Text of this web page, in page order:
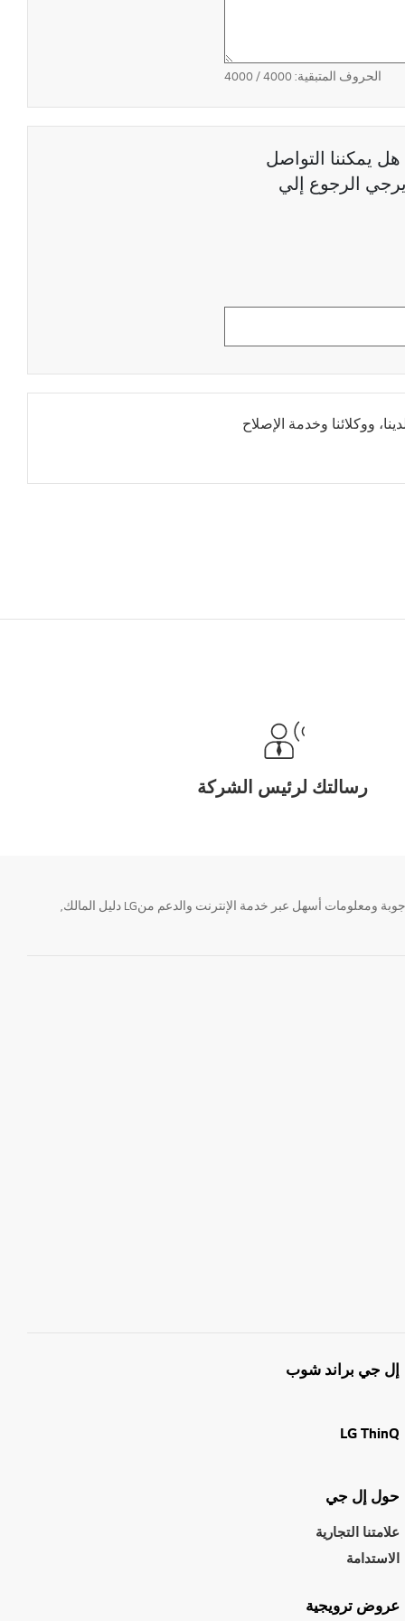
الحروف المتبقية:4000
/ 4000
يمكننا التواصل
الرجوع إلي
ووكلائنا وخدمة الإصلاح
رسالتك لرئيس الشركة
تحتاج معلومة؟ او لديك سؤال ؟ يمكننا المساعدة. سواء كنت فى حاجة الى حجز منتجك او التواصل مع احد ممثلى دعم LG أو الحصول على خدمة صيانة. إيجاد أجوبة ومعلومات أسهل عبر خدمة الإنترنت والدعم منLG دليل المالك,
إل جي براند شوب
LG ThinQ
حول إل جي
علامتنا التجارية
الاستدامة
عروض ترويجية